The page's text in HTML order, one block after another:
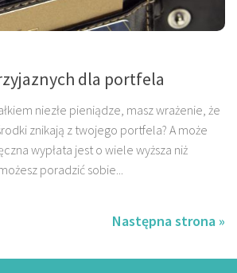
dla portfela
niezłe pieniądze, masz wrażenie, że
znikają z twojego portfela? A może
wypłata jest o wiele wyższa niż
poradzić sobie...
Następna strona »